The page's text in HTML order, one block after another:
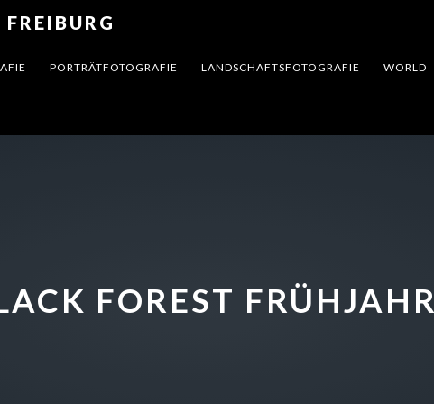
PORTRÄTFOTOGRAFIE LANDSCHAFTSFOTOGRAFIE WORLD
FOREST FRÜHJAHR